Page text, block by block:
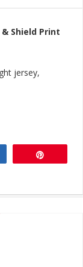
Shield Print
jersey,